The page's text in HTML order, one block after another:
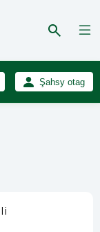
Şahsy otag